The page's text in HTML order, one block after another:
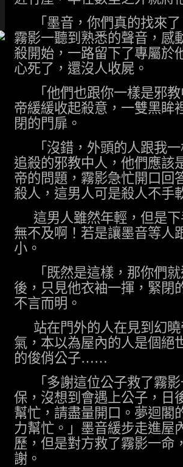
「墨音，你們真的找來
霧影一聽到熟悉的聲音，感
殺開始，一路留下了專屬於
心死了，還沒人收屍。
「他們也跟你一樣是邪
帝緩緩收起殺意，一雙黑眸
閉的門扉。
「沒錯，外頭的人跟我
追殺的邪教中人，他們應該
帝的問題，霧影急忙開口回
殺人，這男人可是殺人不手
這男人雖然年輕，但是
無不及啊！若是讓墨音等人
小。
「既然是這樣，那你們
後，只見他衣袖一揮，緊閉
不言而明。
站在門外的人在見到幻
氣，本以為屋內的人是個絕
的俊俏公子……
「多謝這位公子救了霧
保，沒想到會遇上公子，日
幫忙，請盡量開口。夢迴閣
力幫忙。」墨音緩步走進屋
歷，但是對方救了霧影一命
謝。